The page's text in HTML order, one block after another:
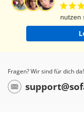
nutzen
Fragen? Wir sind für dich da!